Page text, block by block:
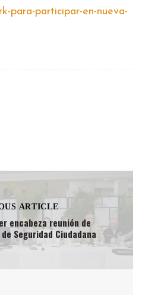
para-participar-en-nueva-
ARTICLE
encabeza reunión de
Seguridad Ciudadana